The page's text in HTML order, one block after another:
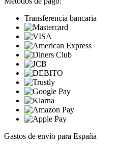
Transferencia bancaria
Gastos de envío para España